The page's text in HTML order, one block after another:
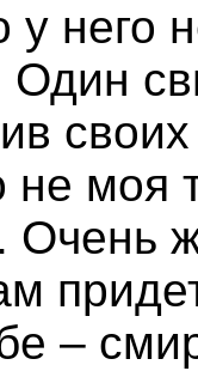
него
Один
моя
Очень
–